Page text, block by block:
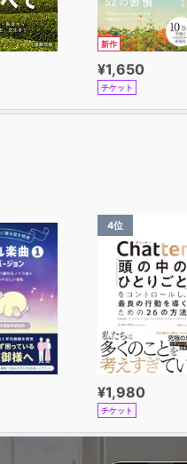
新作
¥1,650
チケット
4位
¥1,980
チケット